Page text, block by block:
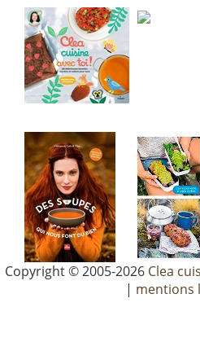
Copyright © 2005-2026 Clea
| mentions